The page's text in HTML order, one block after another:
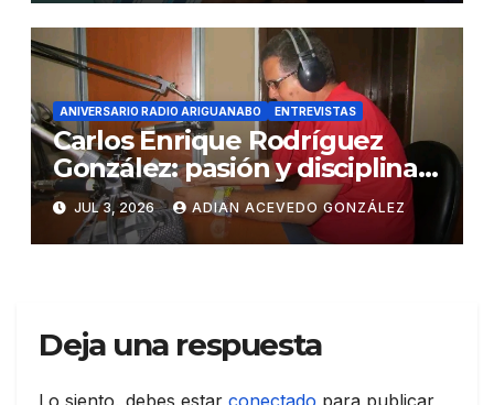
ANIVERSARIO RADIO ARIGUANABO ENTREVISTAS
Carlos Enrique Rodríguez
González: pasión y disciplina
en la narración deportiva
JUL 3, 2026 ADIAN ACEVEDO GONZÁLEZ
Deja una respuesta
Lo siento, debes estar conectado para publicar